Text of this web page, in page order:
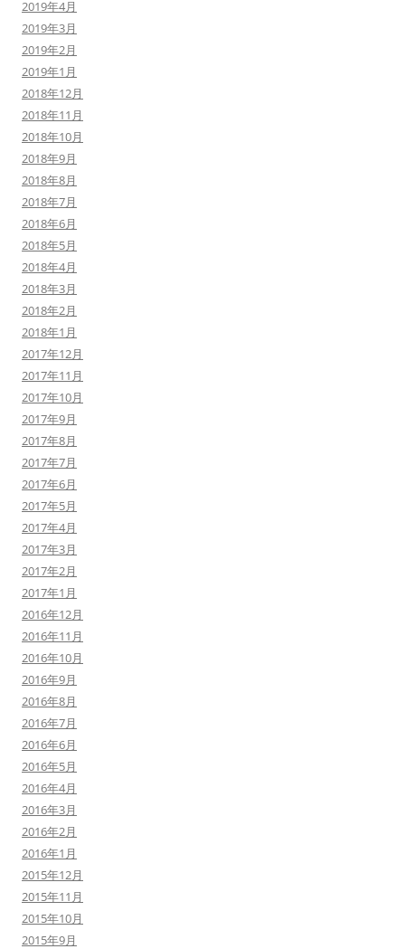
2019年4月
2019年3月
2019年2月
2019年1月
2018年12月
2018年11月
2018年10月
2018年9月
2018年8月
2018年7月
2018年6月
2018年5月
2018年4月
2018年3月
2018年2月
2018年1月
2017年12月
2017年11月
2017年10月
2017年9月
2017年8月
2017年7月
2017年6月
2017年5月
2017年4月
2017年3月
2017年2月
2017年1月
2016年12月
2016年11月
2016年10月
2016年9月
2016年8月
2016年7月
2016年6月
2016年5月
2016年4月
2016年3月
2016年2月
2016年1月
2015年12月
2015年11月
2015年10月
2015年9月